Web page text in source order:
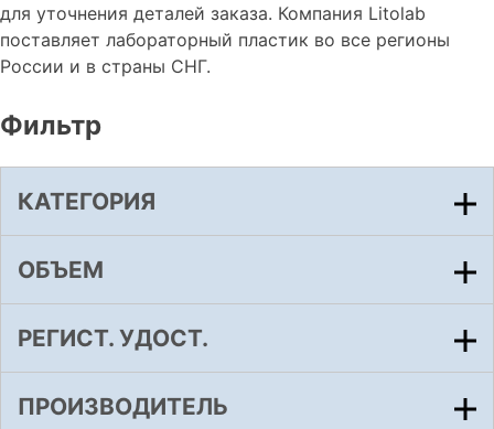
для уточнения деталей заказа. Компания Litolab
поставляет лабораторный пластик во все регионы
России и в страны СНГ.
Фильтр
КАТЕГОРИЯ
ОБЪЕМ
РЕГИСТ. УДОСТ.
ПРОИЗВОДИТЕЛЬ